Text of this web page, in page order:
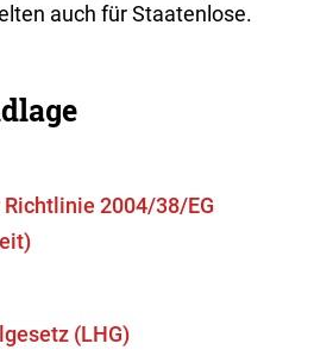
auch für Staatenlose.
Richtlinie 2004/38/EG
(LHG)